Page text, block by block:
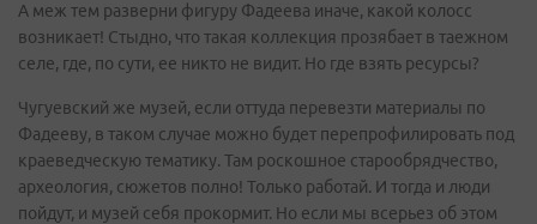
А меж тем разверни фигуру Фадеева иначе, какой колосс
возникает! Стыдно, что такая коллекция прозябает в таежном
селе, где, по сути, ее никто не видит. Но где взять ресурсы?
Чугуевский же музей, если оттуда перевезти материалы по
Фадееву, в таком случае можно будет перепрофилировать под
краеведческую тематику. Там роскошное старообрядчество,
археология, сюжетов полно! Только работай. И тогда и люди
пойдут, и музей себя прокормит. Но если мы всерьез об этом